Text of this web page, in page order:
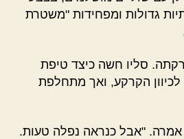
גדולות ומפחידות "משטרת
סליו חשה כיצד טיפת
לכיוון הקרקע, ואך מתחלפת
אמרה. "אבל כנראה נפלה טעות.